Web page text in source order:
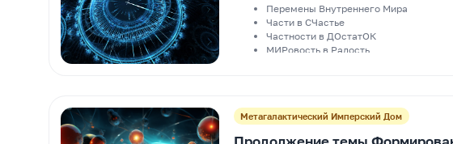
Перемены Внутреннего Мира
Части в СЧастье
Частности в ДОстатОК
МИРовость в Радость
Метагалактический Имперский Дом